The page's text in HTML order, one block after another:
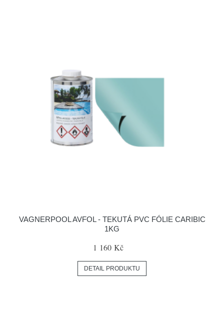
VAGNERPOOL AVFOL - TEKUTÁ PVC FÓLIE CARIBIC
1KG
1 160 Kč
DETAIL PRODUKTU